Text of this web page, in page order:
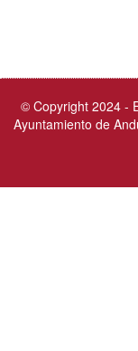
© Copyright 2024 -
Ayuntamiento de